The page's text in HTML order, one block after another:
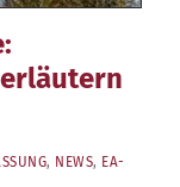
, NEWS, EA-